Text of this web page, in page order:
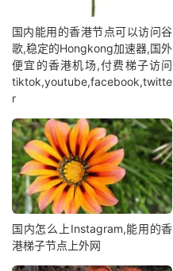
国内能用的香港节点可以访问谷
歌,稳定的Hongkong加速器,国外
便宜的香港机场,付费梯子访问
tiktok,youtube,facebook,twitte
r
国内怎么上Instagram,能用的香
港梯子节点上外网